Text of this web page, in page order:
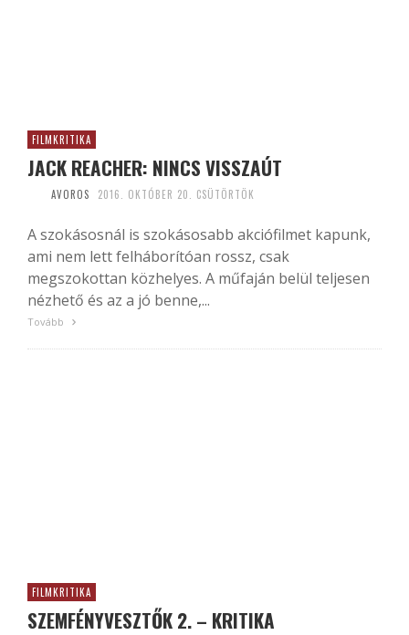
FILMKRITIKA
JACK REACHER: NINCS VISSZAÚT
AVOROS 2016. OKTÓBER 20. CSÜTÖRTÖK
A szokásosnál is szokásosabb akciófilmet kapunk,
ami nem lett felháborítóan rossz, csak
megszokottan közhelyes. A műfaján belül teljesen
nézhető és az a jó benne,...
Tovább
FILMKRITIKA
SZEMFÉNYVESZTŐK 2. – KRITIKA